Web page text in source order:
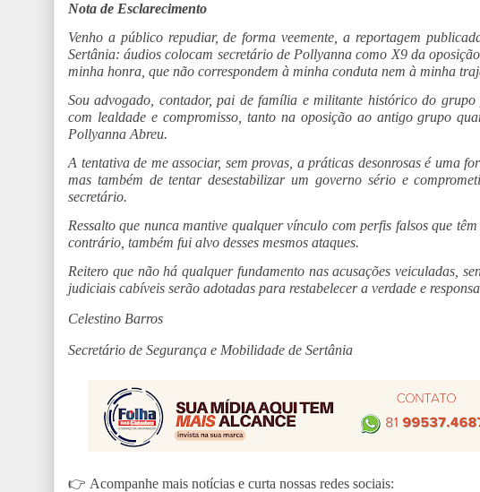
Nota de Esclarecimento
Venho a público repudiar, de forma veemente, a reportagem
Sertânia: áudios colocam secretário de Pollyanna como X9 da
minha honra, que não correspondem à minha conduta nem à minha
Sou advogado, contador, pai de família e militante histórico do
com lealdade e compromisso, tanto na oposição ao antigo grupo
Pollyanna Abreu.
A tentativa de me associar, sem provas, a práticas desonrosas é uma
mas também de tentar desestabilizar um governo sério e
secretário.
Ressalto que nunca mantive qualquer vínculo com perfis falsos que
contrário, também fui alvo desses mesmos ataques.
Reitero que não há qualquer fundamento nas acusações veiculadas,
judiciais cabíveis serão adotadas para restabelecer a verdade e
Celestino Barros
Secretário de Segurança e Mobilidade de Sertânia
👉 Acompanhe mais notícias e curta nossas redes sociais: